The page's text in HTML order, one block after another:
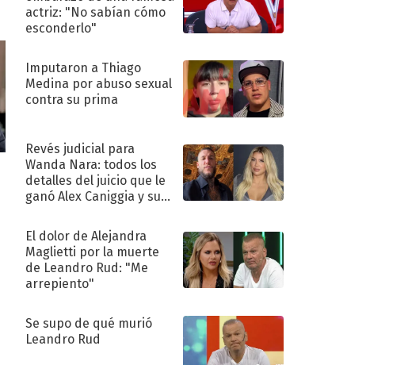
actriz: "No sabían cómo
esconderlo"
Imputaron a Thiago
Medina por abuso sexual
contra su prima
Revés judicial para
Wanda Nara: todos los
detalles del juicio que le
ganó Alex Caniggia y sus
El dolor de Alejandra
Maglietti por la muerte
de Leandro Rud: "Me
arrepiento"
Se supo de qué murió
Leandro Rud